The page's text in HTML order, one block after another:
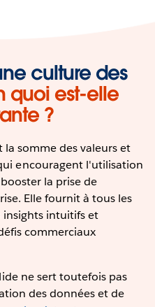
culture des
quoi est-elle
?
la somme des valeurs et
encouragent l'utilisation
la prise de
Elle fournit à tous les
insights intuitifs et
commerciaux
ne sert toutefois pas
des données et de